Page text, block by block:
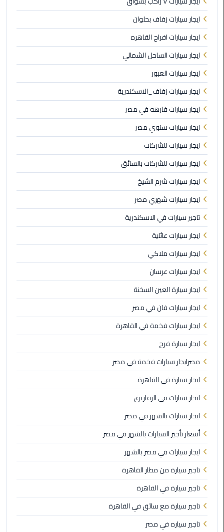
اسعار
ليموزين
من
مطار
القاهرة
الي
الاسكندرية
توصيل
ليموزين
الاسكندريه
توصيل
مطار
برج
العرب
ايجار
سيارات
زفاف
توصيل
مطار
برج
العرب
الاسكندرية
ايجار
سيارات
مرسيدس
سيارات
ليموزين
الاسكندرية
ايجار
سيارات
بالسائق
شركات
تأجير
سيارات
في
الاسكندرية
ايجار سيارات زفاف بحلوان
ايجار سيارات افراح القاهره
ايجار سيارات الساحل الشمالي
ايجار سيارات العبور
ايجار سيارات زفاف_الاسكندرية
ايجار سيارات فارهه في مصر
ايجار سيارات سنوي مصر
ايجار سيارات للشركات
ايجار سيارات للشركات بالسائق
ايجار سيارات شرم الشيخ
ايجار سيارات شهري مصر
تاجير سيارات في الاسكندرية
ايجار سيارات عائلية
ايجار سيارات ملاكي
ايجار سيارات عرسان
ايجار سيارة العين السخنة
ايجار سيارات فان في مصر
ايجار سيارات فخمة في القاهرة
ايجار سيارة فرح
مصرايجار سيارات فخمة في مصر
ايجار سيارة في القاهرة
ايجار سيارات في الزقازيق
ايجار سيارات بالشهر في مصر
أسعار تأجير السيارات بالشهر في مصر
ايجار سيارات في مصر بالشهر
تاجير سيارة من مطار القاهرة
تاجير سيارة في القاهرة
تاجير سيارة مع سائق في القاهرة
تاجير سياره في مصر